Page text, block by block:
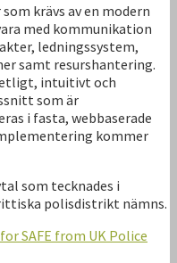
krävs av en modern
med kommunikation
ledningssystem,
samt resurshantering.
intuitivt och
som är
i fasta, webbaserade
kommer
som tecknades i
polisdistrikt nämns.
SAFE from UK Police